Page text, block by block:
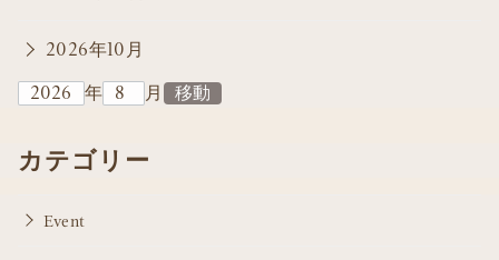
2026年10月
年
月
カテゴリー
Event